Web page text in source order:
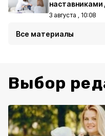
3 августа , 10:08
Все материалы
Выбор